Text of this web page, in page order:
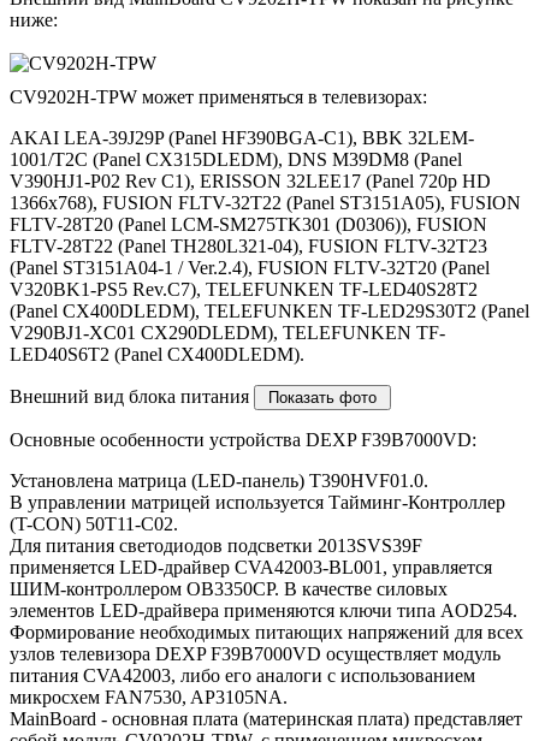
ниже:
CV9202H-TPW может применяться в телевизорах:
AKAI LEA-39J29P (Panel HF390BGA-C1), BBK 32LEM-
1001/T2C (Panel CX315DLEDM), DNS M39DM8 (Panel
V390HJ1-P02 Rev C1), ERISSON 32LEE17 (Panel 720p HD
1366x768), FUSION FLTV-32T22 (Panel ST3151A05), FUSION
FLTV-28T20 (Panel LCM-SM275TK301 (D0306)), FUSION
FLTV-28T22 (Panel TH280L321-04), FUSION FLTV-32T23
(Panel ST3151A04-1 / Ver.2.4), FUSION FLTV-32T20 (Panel
V320BK1-PS5 Rev.C7), TELEFUNKEN TF-LED40S28T2
(Panel CX400DLEDM), TELEFUNKEN TF-LED29S30T2 (Panel
V290BJ1-XC01 CX290DLEDM), TELEFUNKEN TF-
LED40S6T2 (Panel CX400DLEDM).
Внешний вид блока питания
Основные особенности устройства DEXP F39B7000VD:
Установлена матрица (LED-панель) T390HVF01.0.
В управлении матрицей используется Тайминг-Контроллер
(T-CON) 50T11-C02.
Для питания светодиодов подсветки 2013SVS39F
применяется LED-драйвер CVA42003-BL001, управляется
ШИМ-контроллером OB3350CP. В качестве силовых
элементов LED-драйвера применяются ключи типа AOD254.
Формирование необходимых питающих напряжений для всех
узлов телевизора DEXP F39B7000VD осуществляет модуль
питания CVA42003, либо его аналоги c использованием
микросхем FAN7530, AP3105NA.
MainBoard - основная плата (материнская плата) представляет